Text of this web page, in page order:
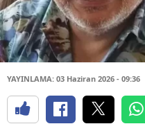
YAYINLAMA: 03 Haziran 2026 - 09:36